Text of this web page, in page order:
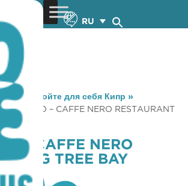
RU
»Откройте для себя Кипр »
KIPRIAKO – CAFFE NERO RESTAURANT
– CAFFE NERO
FIG TREE BAY